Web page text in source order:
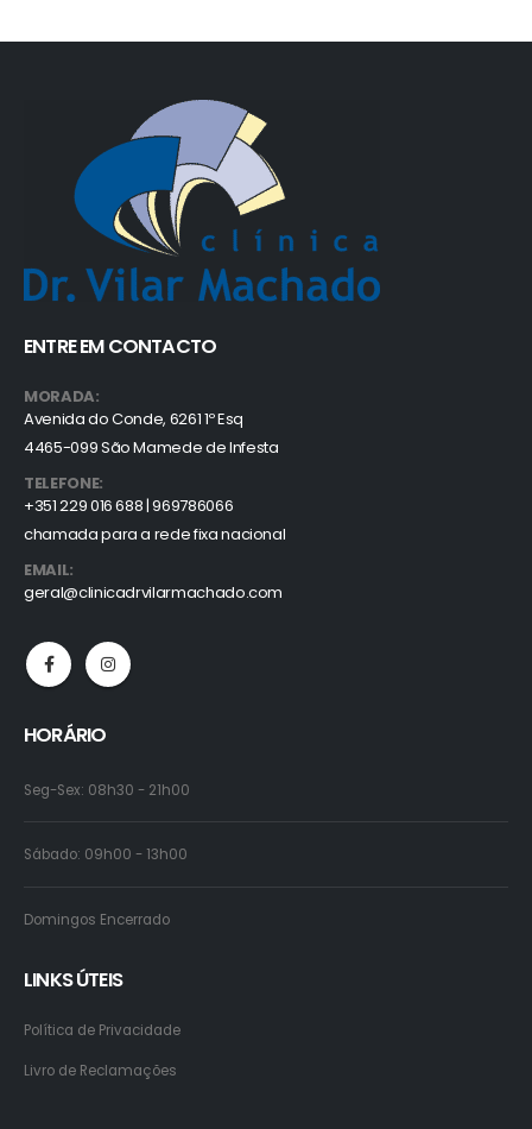
ENTRE EM CONTACTO
MORADA:
Avenida do Conde, 6261 1º Esq
4465-099 São Mamede de Infesta
TELEFONE:
+351 229 016 688 | 969786066
chamada para a rede fixa nacional
EMAIL:
geral@clinicadrvilarmachado.com
HORÁRIO
Seg-Sex: 08h30 - 21h00
Sábado: 09h00 - 13h00
Domingos Encerrado
LINKS ÚTEIS
Política de Privacidade
Livro de Reclamações